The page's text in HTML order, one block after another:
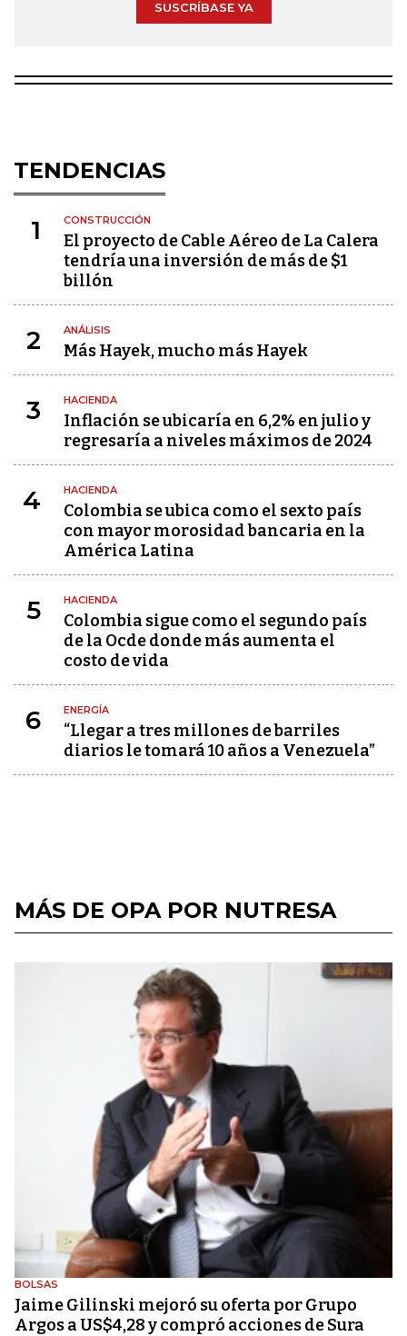
SUSCRÍBASE YA
TENDENCIAS
1 CONSTRUCCIÓN
El proyecto de Cable Aéreo de La Calera
tendría una inversión de más de $1
billón
2 ANÁLISIS
Más Hayek, mucho más Hayek
3 HACIENDA
Inflación se ubicaría en 6,2% en julio y
regresaría a niveles máximos de 2024
4 HACIENDA
Colombia se ubica como el sexto país
con mayor morosidad bancaria en la
América Latina
5 HACIENDA
Colombia sigue como el segundo país
de la Ocde donde más aumenta el
costo de vida
6 ENERGÍA
“Llegar a tres millones de barriles
diarios le tomará 10 años a Venezuela”
MÁS DE OPA POR NUTRESA
BOLSAS
Jaime Gilinski mejoró su oferta por Grupo
Argos a US$4,28 y compró acciones de Sura